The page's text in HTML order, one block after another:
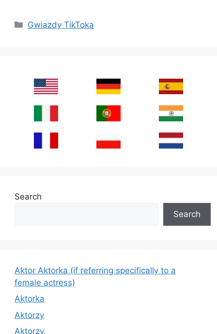
Categories
Gwiazdy TikToka
Search
Search
Aktor Aktorka (if referring specifically to a
female actress)
Aktorka
Aktorzy
Aktorzy.